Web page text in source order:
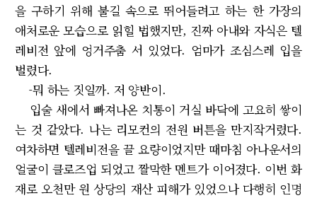
을 구하기 위해 불길 속으로 뛰어들려고 하는 한 가장의
애처로운 모습으로 읽힐 법했지만, 진짜 아내와 자식은 텔
레비전 앞에 엉거주춤 서 있었다. 엄마가 조심스레 입을
벌렸다.
-뭐 하는 짓일까. 저 양반이.
입술 새에서 빠져나온 치통이 거실 바닥에 고요히 쌓이
는 것 같았다. 나는 리모컨의 전원 버튼을 만지작거렸다.
여차하면 텔레비전을 끌 요량이었지만 때마침 아나운서의
얼굴이 클로즈업 되었고 짤막한 멘트가 이어졌다. 이번 화
재로 오천만 원 상당의 재산 피해가 있었으나 다행히 인명